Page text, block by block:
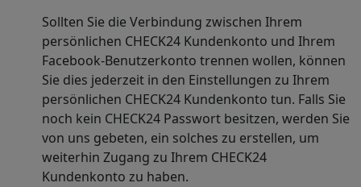
Sollten Sie die Verbindung zwischen Ihrem
persönlichen CHECK24 Kundenkonto und Ihrem
Facebook-Benutzerkonto trennen wollen, können
Sie dies jederzeit in den Einstellungen zu Ihrem
persönlichen CHECK24 Kundenkonto tun. Falls Sie
noch kein CHECK24 Passwort besitzen, werden Sie
von uns gebeten, ein solches zu erstellen, um
weiterhin Zugang zu Ihrem CHECK24
Kundenkonto zu haben.